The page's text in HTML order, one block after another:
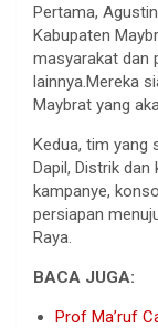
Pertama,
Kabupaten
masyarakat dan
lainnya.Mereka
Maybrat yang
Kedua, tim yang
Dapil, Distrik
kampanye,
persiapan
Raya.
BACA JUGA:
Prof Ma’ruf